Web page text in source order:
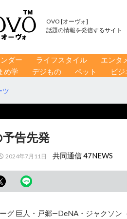
OVO [オーヴォ]
話題の情報を発信するサイト
ダー ライフスタイル エンタ
め学 デジもの ペット ビジ
ツ
告先発
2024年7月11日 共同通信 47NEWS
グ 巨人・戸郷―DeNA・ジャクソン